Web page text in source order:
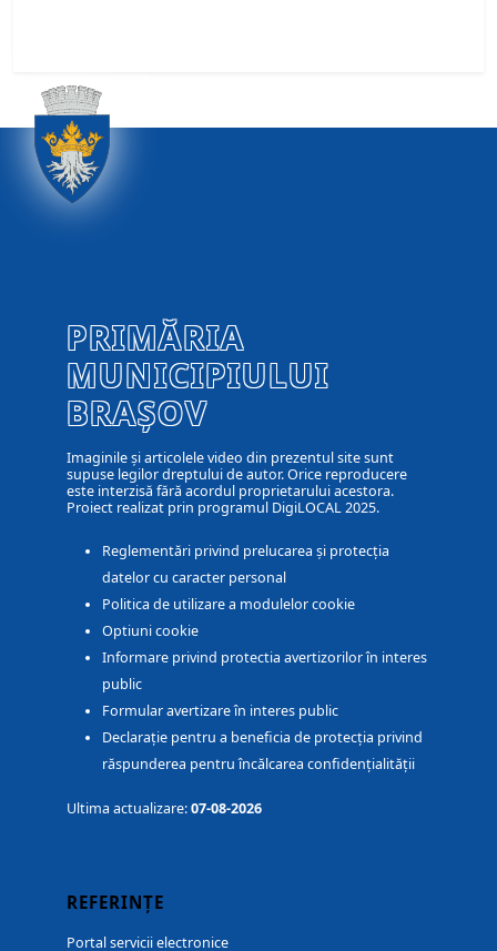
PRIMĂRIA
MUNICIPIULUI
BRAȘOV
Imaginile și articolele video din prezentul site sunt
supuse legilor dreptului de autor. Orice reproducere
este interzisă fără acordul proprietarului acestora.
Proiect realizat prin programul DigiLOCAL 2025.
Reglementări privind prelucarea și protecția
datelor cu caracter personal
Politica de utilizare a modulelor cookie
Optiuni cookie
Informare privind protectia avertizorilor în interes
public
Formular avertizare în interes public
Declarație pentru a beneficia de protecția privind
răspunderea pentru încălcarea confidențialității
Ultima actualizare:07-08-2026
REFERINȚE
Portal servicii electronice